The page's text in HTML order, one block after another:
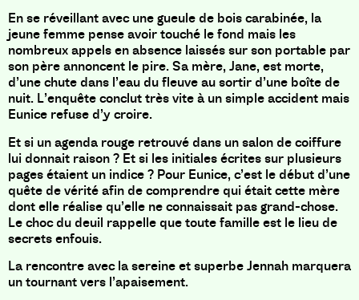
En se réveillant avec une gueule de bois carabinée, la
jeune femme pense avoir touché le fond mais les
nombreux appels en absence laissés sur son portable par
son père annoncent le pire. Sa mère, Jane, est morte,
d’une chute dans l’eau du fleuve au sortir d’une boîte de
nuit. L’enquête conclut très vite à un simple accident mais
Eunice refuse d’y croire.
Et si un agenda rouge retrouvé dans un salon de coiffure
lui donnait raison ? Et si les initiales écrites sur plusieurs
pages étaient un indice ? Pour Eunice, c’est le début d’une
quête de vérité afin de comprendre qui était cette mère
dont elle réalise qu’elle ne connaissait pas grand-chose.
Le choc du deuil rappelle que toute famille est le lieu de
secrets enfouis.
La rencontre avec la sereine et superbe Jennah marquera
un tournant vers l’apaisement.